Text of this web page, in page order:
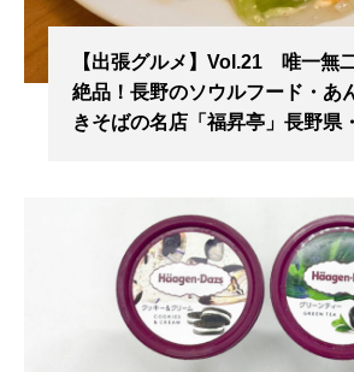
【出張グルメ】Vol.21 唯一無
絶品！長野のソウルフード・あ
きそばの名店「福昇亭」長野県